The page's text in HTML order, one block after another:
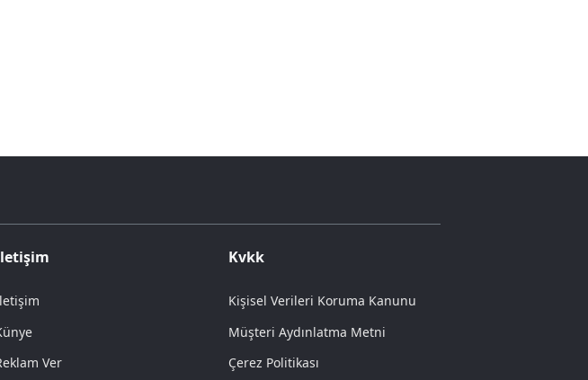
Ver
Kvkk
Kişisel Verileri Koruma Kanunu
Müşteri Aydınlatma Metni
Çerez Politikası